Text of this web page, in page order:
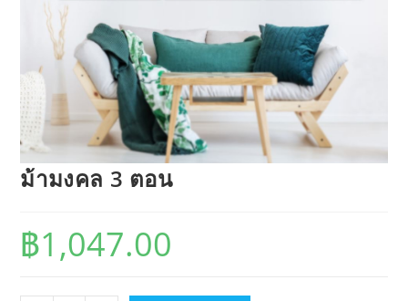
ม้ามงคล 3 ตอน
฿1,047.00